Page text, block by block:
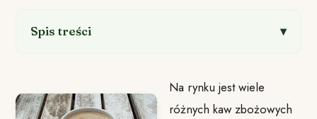
Spis treści
Na rynku jest wiele
różnych kaw zbożowych